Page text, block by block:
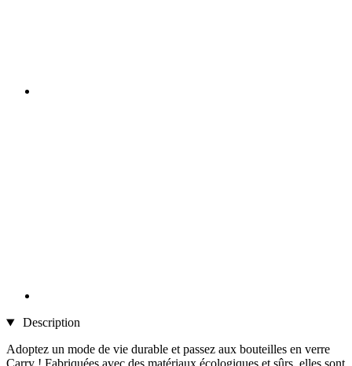
Description
Adoptez un mode de vie durable et passez aux bouteilles en verre